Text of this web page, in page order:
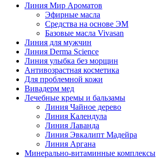
Линия Мир Ароматов
Эфирные масла
Средства на основе ЭМ
Базовые масла Vivasan
Линия для мужчин
Линия Derma Science
Линия улыбка без морщин
Антивозрастная косметика
Для проблемной кожи
Вивадерм мед
Лечебные кремы и бальзамы
Линия Чайное дерево
Линия Календула
Линия Лаванда
Линия Эвкалипт Мадейра
Линия Аргана
Минерально-витаминные комплексы